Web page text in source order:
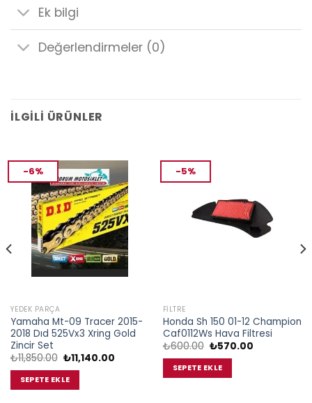
Ek bilgi
Değerlendirmeler (0)
İLGILI ÜRÜNLER
-6%
YEDEK PARÇA
Yamaha Mt-09 Tracer 2015-
2018 Dıd 525Vx3 Xring Gold
Zincir Set
₺11,850.00 Orijinal
fiyat:
₺11,850.00.
₺11,140.00Şu
SEPETE EKLE
-5%
FILTRE
Honda Sh 150 01-12 Champion
Caf0112Ws Hava Filtresi
₺600.00 Orijinal
₺600.00.
₺570.00Şu
SEPETE EKLE